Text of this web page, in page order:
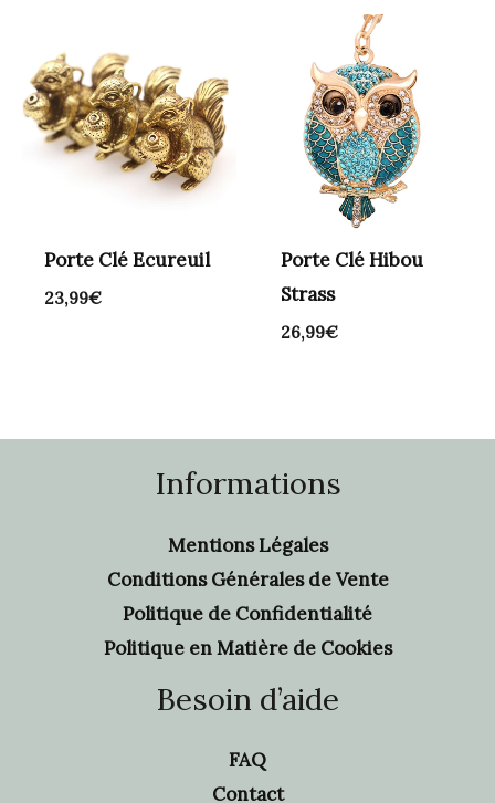
Porte Clé Ecureuil
23,99€
Porte Clé Hibou
Strass
26,99€
Informations
Mentions Légales
Conditions Générales de Vente
Politique de Confidentialité
Politique en Matière de Cookies
Besoin d’aide
FAQ
Contact